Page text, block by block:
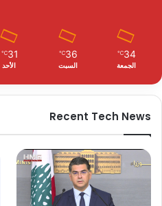
34
℃
الجمعة
36
℃
السبت
31
℃
الأحد
Recent Tech News